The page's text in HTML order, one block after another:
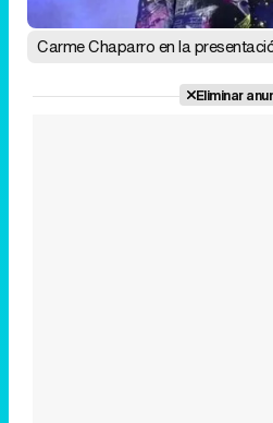
Carme Chaparro en la
Eliminar